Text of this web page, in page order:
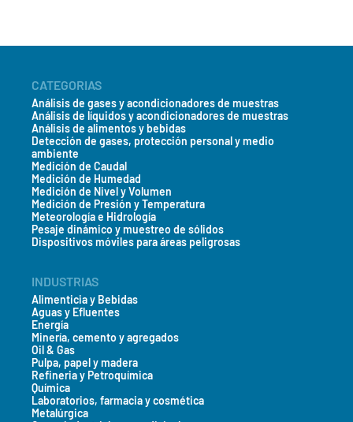
EN 61000-6-2: 2005 (Norma de inmunidad genérica para
entornos industriales)
Mensaje*
CATEGORIAS
Análisis de gases y acondicionadores de muestras
Análisis de líquidos y acondicionadores de muestras
Análisis de alimentos y bebidas
Detección de gases, protección personal y medio
ambiente
Medición de Caudal
Medición de Humedad
Medición de Nivel y Volumen
Medición de Presión y Temperatura
Meteorología e Hidrología
Pesaje dinámico y muestreo de sólidos
Dispositivos móviles para áreas peligrosas
INDUSTRIAS
Alimenticia y Bebidas
Aguas y Efluentes
Energía
Minería, cemento y agregados
Oil & Gas
Pulpa, papel y madera
Refineria y Petroquímica
Química
Laboratorios, farmacia y cosmética
Metalúrgica